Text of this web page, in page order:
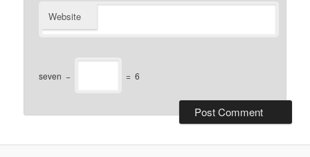
Website
seven − = 6